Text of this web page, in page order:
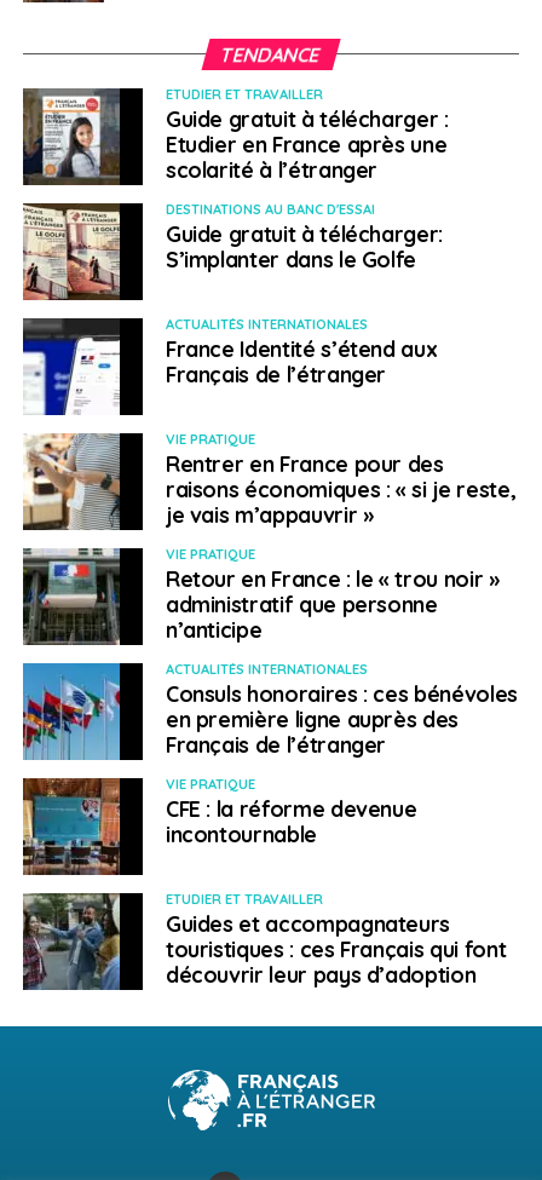
TENDANCE
ETUDIER ET TRAVAILLER
Guide gratuit à télécharger :
Etudier en France après une
scolarité à l’étranger
DESTINATIONS AU BANC D'ESSAI
Guide gratuit à télécharger:
S’implanter dans le Golfe
ACTUALITÉS INTERNATIONALES
France Identité s’étend aux
Français de l’étranger
VIE PRATIQUE
Rentrer en France pour des
raisons économiques : « si je reste,
je vais m’appauvrir »
VIE PRATIQUE
Retour en France : le « trou noir »
administratif que personne
n’anticipe
ACTUALITÉS INTERNATIONALES
Consuls honoraires : ces bénévoles
en première ligne auprès des
Français de l’étranger
VIE PRATIQUE
CFE : la réforme devenue
incontournable
ETUDIER ET TRAVAILLER
Guides et accompagnateurs
touristiques : ces Français qui font
découvrir leur pays d’adoption